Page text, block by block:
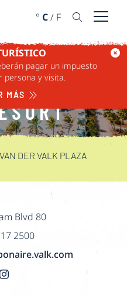
° C/ F Abrir
pagar un impuesto
persona y visita.
MÁS
VALK
&
VAN DER VALK PLAZA
Blvd 80
2500